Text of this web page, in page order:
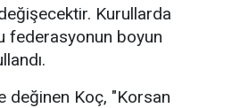
Kurullarda
federasyonun boyun
değinen Koç, "Korsan